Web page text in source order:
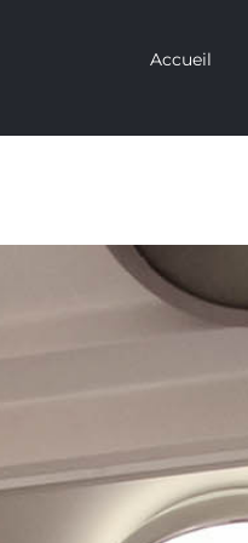
Accueil